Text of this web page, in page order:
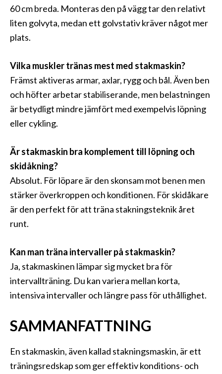
60 cm breda. Monteras den på vägg tar den relativt
liten golvyta, medan ett golvstativ kräver något mer
plats.
Vilka muskler tränas mest med stakmaskin?
Främst aktiveras armar, axlar, rygg och bål. Även ben
och höfter arbetar stabiliserande, men belastningen
är betydligt mindre jämfört med exempelvis löpning
eller cykling.
Är stakmaskin bra komplement till löpning och
skidåkning?
Absolut. För löpare är den skonsam mot benen men
stärker överkroppen och konditionen. För skidåkare
är den perfekt för att träna stakningsteknik året
runt.
Kan man träna intervaller på stakmaskin?
Ja, stakmaskinen lämpar sig mycket bra för
intervallträning. Du kan variera mellan korta,
intensiva intervaller och längre pass för uthållighet.
SAMMANFATTNING
En stakmaskin, även kallad stakningsmaskin, är ett
träningsredskap som ger effektiv konditions- och